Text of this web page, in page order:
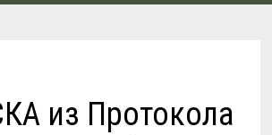
из Протокола